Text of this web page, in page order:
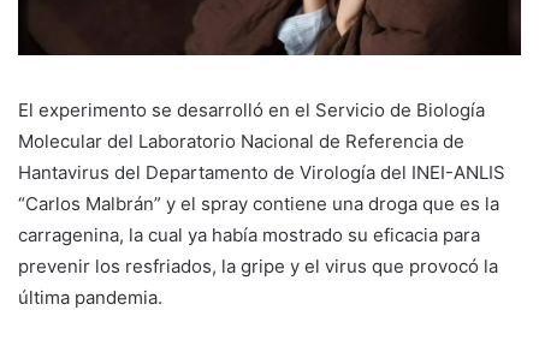
El experimento se desarrolló en el Servicio de Biología
Molecular del Laboratorio Nacional de Referencia de
Hantavirus del Departamento de Virología del INEI-ANLIS
“Carlos Malbrán” y el spray contiene una droga que es la
carragenina, la cual ya había mostrado su eficacia para
prevenir los resfriados, la gripe y el virus que provocó la
última pandemia.